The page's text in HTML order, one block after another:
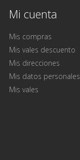
Mi cuenta
Mis compras
Mis vales descuento
Mis direcciones
Mis datos personales
Mis vales